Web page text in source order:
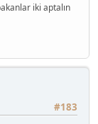
iki aptalın
#183